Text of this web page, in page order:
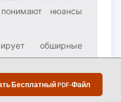
Бесплатный PDF-Файл
нюансы
обширные
через прямое
отрасли и
всесторонними